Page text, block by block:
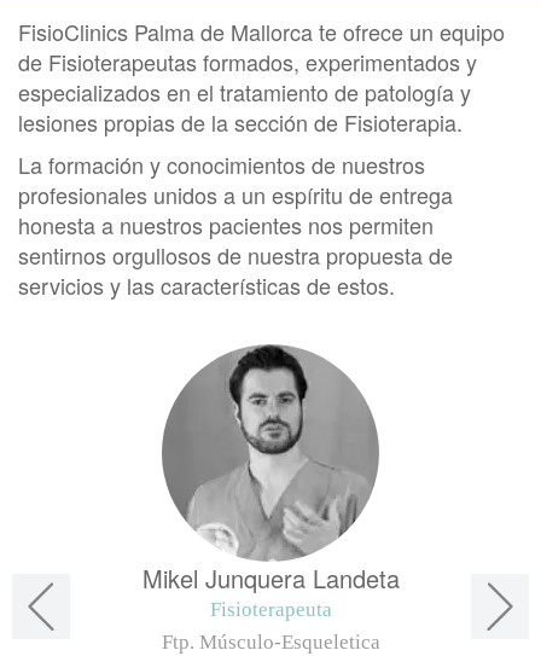
FisioClinics Palma de Mallorca te ofrece un equipo
de Fisioterapeutas formados, experimentados y
especializados en el tratamiento de patología y
lesiones propias de la sección de Fisioterapia.
La formación y conocimientos de nuestros
profesionales unidos a un espíritu de entrega
honesta a nuestros pacientes nos permiten
sentirnos orgullosos de nuestra propuesta de
servicios y las características de estos.
Mikel Junquera Landeta
Fisioterapeuta
Ftp. Músculo-Esqueletica